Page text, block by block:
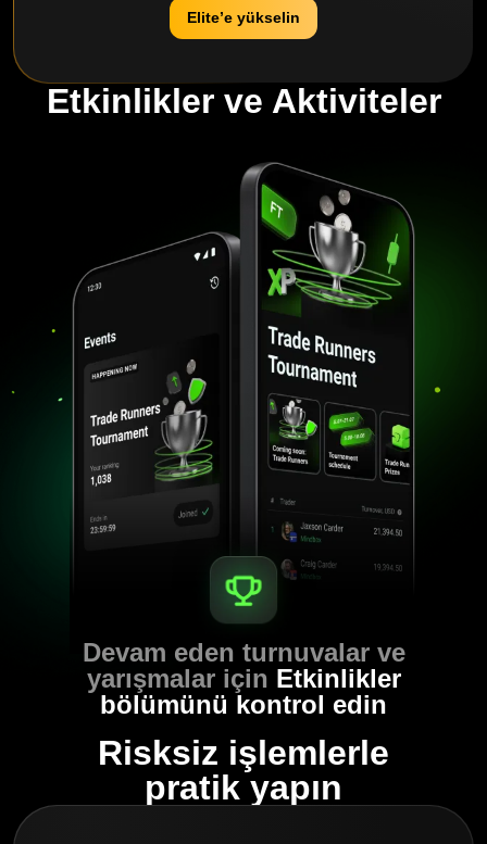
Elite’e yükselin
Etkinlikler ve Aktiviteler
Devam eden turnuvalar ve
yarışmalar için Etkinlikler
bölümünü kontrol edin
Risksiz işlemlerle
pratik yapın